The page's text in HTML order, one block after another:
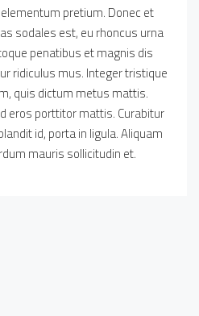
pretium. Donec et
sodales est, eu rhoncus urna
penatibus et magnis dis
ridiculus mus. Integer tristique
quis dictum metus mattis.
eros porttitor mattis. Curabitur
id, porta in ligula. Aliquam
mauris sollicitudin et.